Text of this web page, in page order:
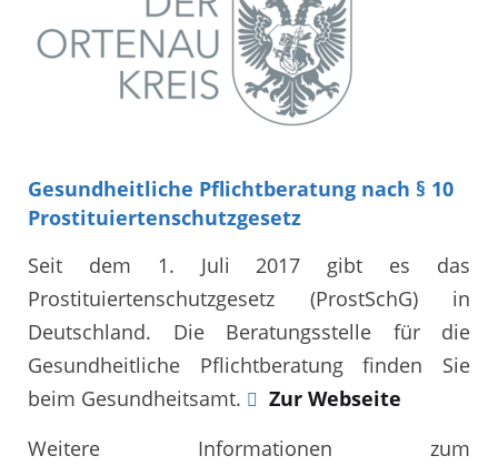
Gesundheitliche Pflichtberatung nach § 10
Prostituiertenschutzgesetz
Seit dem 1. Juli 2017 gibt es das
Prostituiertenschutzgesetz (ProstSchG) in
Deutschland. Die Beratungsstelle für die
Gesundheitliche Pflichtberatung finden Sie
beim Gesundheitsamt.
Zur Webseite
Weitere Informationen zum